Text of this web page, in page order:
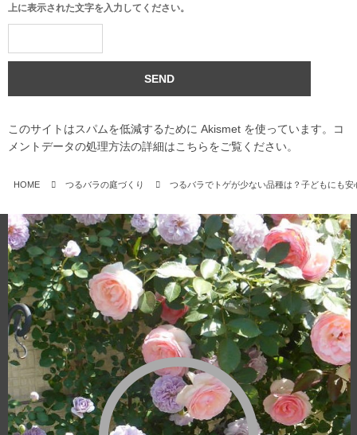
上に表示された文字を入力してください。
このサイトはスパムを低減するために Akismet を使っています。
コ
メントデータの処理方法の詳細はこちらをご覧ください。
HOME つるバラの庭づくり つるバラでトゲが少ない品種は？子どもにも安